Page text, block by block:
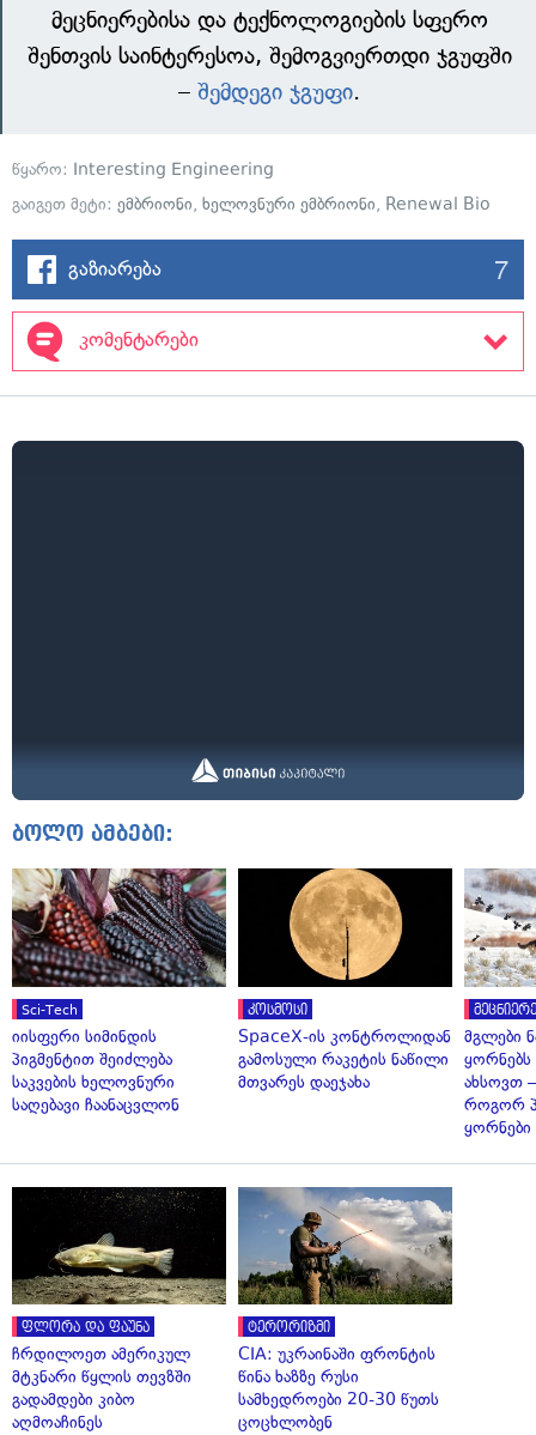
მეცნიერებისა და ტექნოლოგიების სფერო
შენთვის საინტერესოა, შემოგვიერთდი ჯგუფში
– შემდეგი ჯგუფი.
წყარო: Interesting Engineering
გაიგეთ მეტი: ემბრიონი, ხელოვნური ემბრიონი, Renewal Bio
გაზიარება 7
კომენტარები
ბოლო ამბები:
Sci-Tech
იისფერი სიმინდის
პიგმენტით შეიძლება
საკვების ხელოვნური
საღებავი ჩაანაცვლონ
კოსმოსი
SpaceX-ის კონტროლიდან
გამოსული რაკეტის ნაწილი
მთვარეს დაეჯახა
მგლები
ახსოვთ
როგორ
ყორნები
ფლორა და ფაუნა
ჩრდილოეთ ამერიკულ
მტკნარი წყლის თევზში
გადამდები კიბო
აღმოაჩინეს
ტერორიზმი
CIA: უკრაინაში ფრონტის
წინა ხაზზე რუსი
სამხედროები 20-30 წუთს
ცოცხლობენ